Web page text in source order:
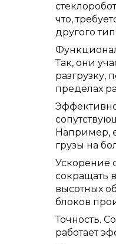
что,
другого
Так, они
разгрузку,
пределах
Например,
грузы на
Ускорение
сокращать
высотных
блоков
Точность.
работает